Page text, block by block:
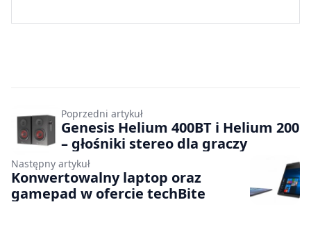
Poprzedni artykuł
Genesis Helium 400BT i Helium 200
– głośniki stereo dla graczy
Następny artykuł
Konwertowalny laptop oraz
gamepad w ofercie techBite